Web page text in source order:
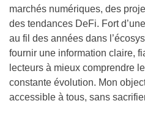
marchés numériques, des
des tendances DeFi. Fort
au fil des années dans
fournir une information claire,
lecteurs à mieux comprendre
constante évolution. Mon
accessible à tous, sans